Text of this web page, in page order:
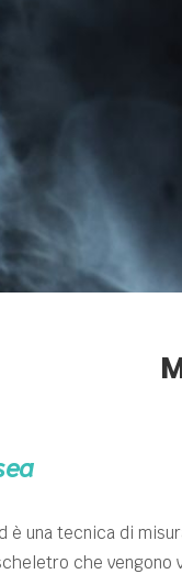
una tecnica di
che vengono